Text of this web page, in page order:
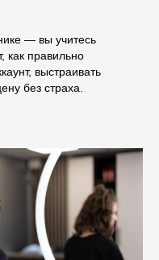
— вы учитесь
как правильно
выстраивать
без страха.